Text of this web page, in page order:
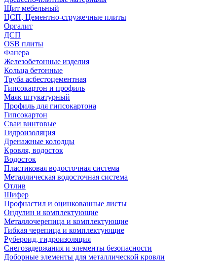
Щит мебельный
ЦСП, Цементно-стружечные плиты
Оргалит
ДСП
OSB плиты
Фанера
Железобетонные изделия
Кольца бетонные
Труба асбестоцементная
Гипсокартон и профиль
Маяк штукатурный
Профиль для гипсокартона
Гипсокартон
Сваи винтовые
Гидроизоляция
Дренажные колодцы
Кровля, водосток
Водосток
Пластиковая водосточная система
Металлическая водосточная система
Отлив
Шифер
Профнастил и оцинкованные листы
Ондулин и комплектующие
Металлочерепица и комплектующие
Гибкая черепица и комплектующие
Рубероид, гидроизоляция
Снегозадержания и элементы безопасности
Доборные элементы для металлической кровли